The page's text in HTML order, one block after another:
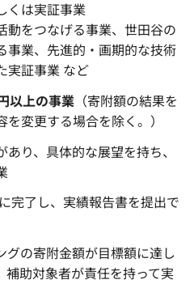
くは実証事業
動をつなげる事業、世田谷の
事業、先進的・画期的な技術
実証事業 など
以上の事業 （寄附額の結果を
変更する場合を除く。）
り、具体的な展望を持ち、
完了し、実績報告書を提出で
グの寄附金額が目標額に達し
補助対象者が責任を持って実